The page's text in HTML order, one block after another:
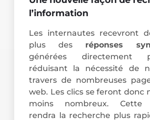
l’information
Les internautes recevront
plus des réponses
générées directement
réduisant la nécessité de
travers de nombreuses
web. Les clics se feront donc
moins nombreux. Cette
rendra la recherche plus